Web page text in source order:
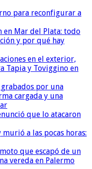
para reconfigurar a
en Mar del Plata: todo
y por qué hay
en el exterior,
Tapia y Toviggino en
por una
cargada y una
que lo atacaron
a las pocas horas:
que escapó de un
vereda en Palermo